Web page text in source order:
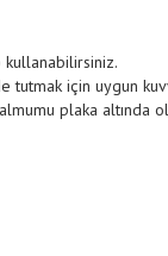
kullanabilirsiniz.
tutmak için uygun
plaka altında